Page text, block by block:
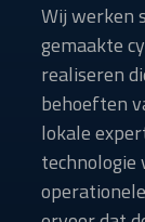
Wij werken
gemaakte
realiseren
behoeften
lokale
technologie